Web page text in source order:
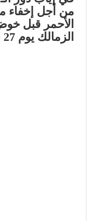
من أجل إخفاء
الأحمر قبل
الزمالك يوم 27 سبتمبر الجاري بالسعودية.